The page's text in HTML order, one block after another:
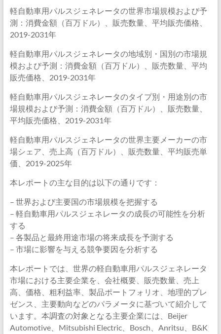
軽自動車用パルスジェネレータの世界市場規模および予
測：消費金額（百万ドル）、販売数量、平均販売価格、
2019-2031年
軽自動車用パルスジェネレータの地域別・国別の市場規
模および予測：消費金額（百万ドル）、販売数量、平均
販売価格、2019-2031年
軽自動車用パルスジェネレータのタイプ別・用途別の市
場規模および予測：消費金額（百万ドル）、販売数量、
平均販売価格、2019-2031年
軽自動車用パルスジェネレータの世界主要メーカーの市
場シェア、売上高（百万ドル）、販売数量、平均販売単
価、2019-2025年
本レポートの主な目的は以下の通りです：
– 世界および主要国の市場規模を把握する
– 軽自動車用パルスジェネレータの成長の可能性を分析
する
– 各製品と最終用途市場の将来成長を予測する
– 市場に影響を与える競争要因を分析する
本レポートでは、世界の軽自動車用パルスジェネレータ
市場における主要企業を、会社概要、販売数量、売上
高、価格、粗利益率、製品ポートフォリオ、地理的プレ
ゼンス、主要動向などのパラメータに基づいて紹介して
います。本調査の対象となる主要企業には、Beijer
Automotive、Mitsubishi Electric、Bosch、Anritsu、B&K